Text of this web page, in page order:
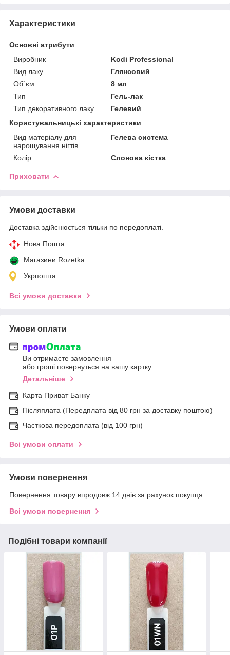
Характеристики
Основні атрибути
Виробник
Kodi Professional
Вид лаку
Глянсовий
Об`єм
8 мл
Тип
Гель-лак
Тип декоративного лаку
Гелевий
Користувальницькі характеристики
Вид матеріалу для
нарощування нігтів
Гелева система
Колір Слонова кістка
Приховати
Умови доставки
Доставка здійснюється тільки по передоплаті.
Нова Пошта
Магазини Rozetka
Укрпошта
Всі умови доставки
Умови оплати
Ви отримаєте замовлення
або гроші повернуться на вашу картку
Детальніше
Карта Приват Банку
Післяплата (Передплата від 80 грн за доставку поштою)
Часткова передоплата (від 100 грн)
Всі умови оплати
Умови повернення
Повернення товару впродовж 14 днів за рахунок покупця
Всі умови повернення
Подібні товари компанії